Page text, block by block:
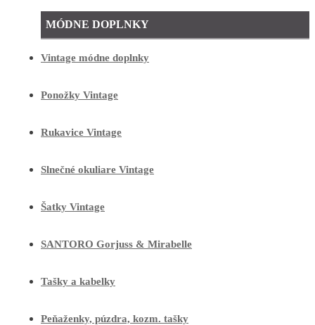
MÓDNE DOPLNKY
Vintage módne doplnky
Ponožky Vintage
Rukavice Vintage
Slnečné okuliare Vintage
Šatky Vintage
SANTORO Gorjuss & Mirabelle
Tašky a kabelky
Peňaženky, púzdra, kozm. tašky